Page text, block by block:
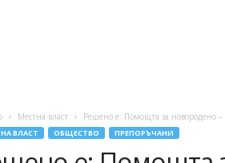
Местна власт Решено е: Помощта за новородено –
ВЛАСТ ОБЩЕСТВО ПРЕПОРЪЧАНИ